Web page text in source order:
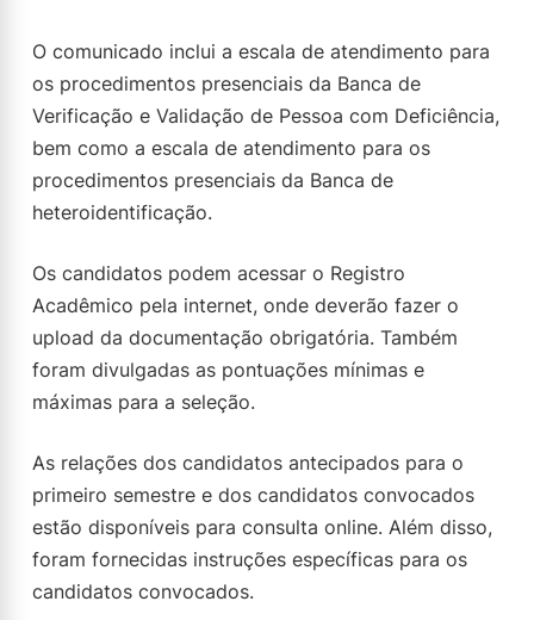
O comunicado inclui a escala de atendimento para
os procedimentos presenciais da Banca de
Verificação e Validação de Pessoa com Deficiência,
bem como a escala de atendimento para os
procedimentos presenciais da Banca de
heteroidentificação.
Os candidatos podem acessar o Registro
Acadêmico pela internet, onde deverão fazer o
upload da documentação obrigatória. Também
foram divulgadas as pontuações mínimas e
máximas para a seleção.
As relações dos candidatos antecipados para o
primeiro semestre e dos candidatos convocados
estão disponíveis para consulta online. Além disso,
foram fornecidas instruções específicas para os
candidatos convocados.